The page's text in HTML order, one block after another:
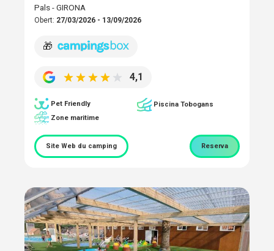
Pals - GIRONA
Obert: 27/03/2026 - 13/09/2026
🎁
4,1
Pet Friendly
Piscina Tobogans
Zone maritime
Site Web du camping Reserva